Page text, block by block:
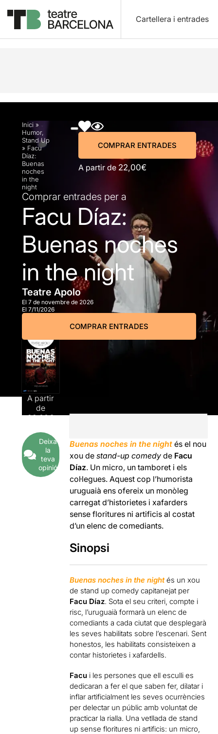
Cartellera i entrades
Descripció Horaris Fitxa artística Fotos i
Inici »
Humor,
Stand Up
» Facu
Díaz:
Buenas
noches
in the
night
A partir de 22,00€
COMPRAR ENTRADES
Comprar entrades per a
Facu Díaz:
Buenas noches
in the night
Teatre Apolo
El 7 de novembre de 2026
El 7/11/2026
COMPRAR ENTRADES
A partir
de
22,00€
Deixa
la
teva
opinió
Buenas noches in the nightés el nou
xou destand-up comedy de Facu
Díaz. Un micro, un tamboret i els
col·legues. Aquest cop l’humorista
uruguaià ens ofereix un monòleg
carregat d’historietes i xafarders
sense floritures ni artificis al costat
d’un elenc de comediants.
Sinopsi
Buenas noches in the nightés un xou
de stand up comedy capitanejat per
Facu Díaz. Sota el seu criteri, compte i
risc, l’uruguaià formarà un elenc de
comediants a cada ciutat que desplegarà
les seves habilitats sobre l’escenari. Sent
honestos, les habilitats consisteixen a
contar historietes i xafardells.
Facu i les persones que ell esculli es
dedicaran a fer el que saben fer, dilatar i
inflar artificialment les seves ocurrències
per delectar un públic amb voluntat de
practicar la rialla. Una vetllada de stand
up sense floritures ni artificis: un micro,